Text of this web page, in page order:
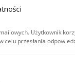
Użytkownik
przesłania
audiowizualnych), są
- na tych samych